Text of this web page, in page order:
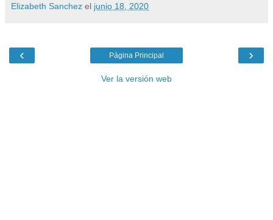
Elizabeth Sanchez el junio 18, 2020
‹ ›
Página Principal
Ver la versión web